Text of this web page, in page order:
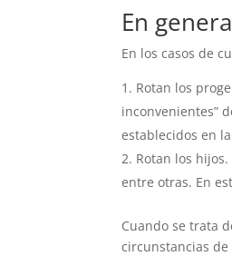
En
En los casos de
Rotan los
inconvenientes”
establecidos en
Rotan los
entre otras. En
Cuando se trata
circunstancias